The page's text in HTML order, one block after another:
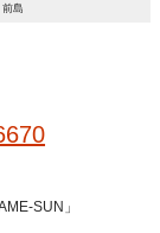
島
SUN」